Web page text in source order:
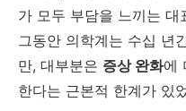
가 모두 부담을 느끼는 대
그동안 의학계는 수십 년
만, 대부분은 증상 완화에
한다는 근본적 한계가 있